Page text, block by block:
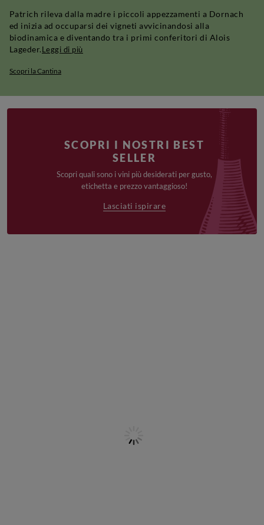
Patrich rileva dalla madre i piccoli appezzamenti a Dornach
ed inizia ad occuparsi dei vigneti avvicinandosi alla
biodinamica e diventando tra i primi conferitori di Alois
Lageder.Leggi di più
Scopri la Cantina
SCOPRI I NOSTRI BEST
SELLER
Scopri quali sono i vini più desiderati per gusto,
etichetta e prezzo vantaggioso!
Lasciati ispirare